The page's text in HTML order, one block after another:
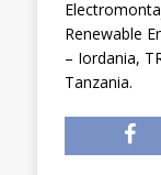
Renewable
– Iordania,
Tanzania.